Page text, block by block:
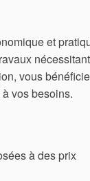
et
nécessitant
vous
vos besoins.
à des prix